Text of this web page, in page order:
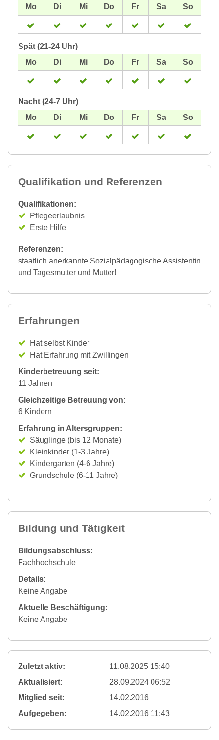
Spät (21-24 Uhr)
Nacht (24-7 Uhr)
Qualifikation und Referenzen
Qualifikationen:
Pflegeerlaubnis
Erste Hilfe
Referenzen:
staatlich anerkannte Sozialpädagogische Assistentin
und Tagesmutter und Mutter!
Erfahrungen
Hat selbst Kinder
Hat Erfahrung mit Zwillingen
Kinderbetreuung seit:
11 Jahren
Gleichzeitige Betreuung von:
6 Kindern
Erfahrung in Altersgruppen:
Säuglinge (bis 12 Monate)
Kleinkinder (1-3 Jahre)
Kindergarten (4-6 Jahre)
Grundschule (6-11 Jahre)
Bildung und Tätigkeit
Bildungsabschluss:
Fachhochschule
Details:
Keine Angabe
Aktuelle Beschäftigung:
Keine Angabe
Zuletzt aktiv:
11.08.2025 15:40
Aktualisiert:
28.09.2024 06:52
Mitglied seit:
14.02.2016
Aufgegeben:
14.02.2016 11:43